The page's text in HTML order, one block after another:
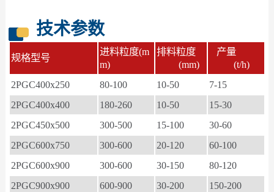
技术参数
规格型号
进料粒度(m
m)
排料粒度
(mm)
产量
(t/h)
2PGC400x250
80-100 10-50
7-15
2PGC400x400
180-260 10-50
15-30
2PGC450x500
300-500 15-100
30-60
2PGC600x750
300-600 20-120
60-100
2PGC600x900
300-600 30-150
80-120
2PGC900x900
600-900 30-200
150-200